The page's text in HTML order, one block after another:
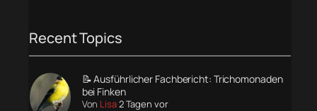
Recent Topics
📝 Ausführlicher Fachbericht: Trichomonaden
bei Finken
Von Lisa2 Tagen vor